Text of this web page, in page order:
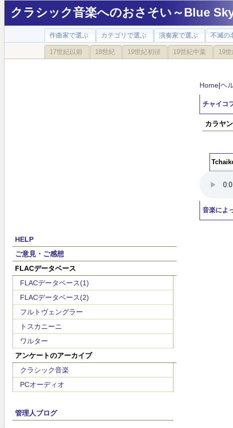
クラシック音楽へのおさそい～Blue
作曲家で選ぶ カテゴリで選ぶ 演奏家で選ぶ 不滅の
17世紀以前 18世紀 19世紀初頭 19世紀中葉 19
HELP
ご意見・ご感想
FLACデータベース
FLACデータベース(1)
FLACデータベース(2)
フルトヴェングラー
トスカニーニ
ワルター
アンケートのアーカイブ
クラシック音楽
PCオーディオ
管理人ブログ
Home|ヘ
チャイコ
カラヤ
音楽によ